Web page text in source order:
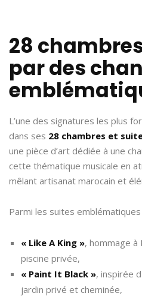
28
par des
L’une des signatures les plus
dans ses 28 chambres et
une pièce d’art dédiée à une
cette thématique musicale en
mêlant artisanat marocain et
Parmi les suites emblématiques
« Like A King », hommage à
piscine privée,
« Paint It Black », inspirée
jardin privé et cheminée,